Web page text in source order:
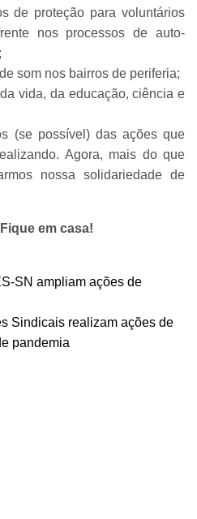
de proteção para voluntários
nos processos de auto-
som nos bairros de periferia;
vida, da educação, ciência e
(se possível) das ações que
Agora, mais do que
nossa solidariedade de
em casa!
SN ampliam ações de
Sindicais realizam ações de
pandemia